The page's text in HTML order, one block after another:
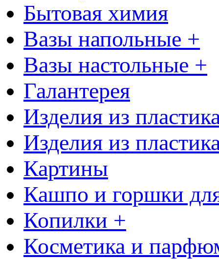
Бытовая химия
Вазы напольные +
Вазы настольные +
Галантерея
Изделия из
Изделия из
Картины
Кашпо и горшки
Копилки +
Косметика и